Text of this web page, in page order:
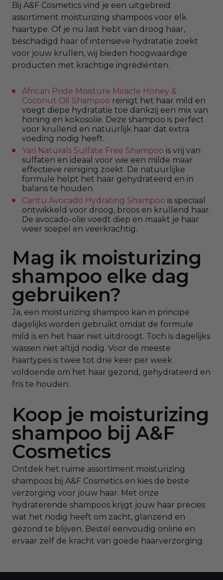
Bij A&F Cosmetics vind je een uitgebreid
assortiment moisturizing shampoos voor elk
haartype. Of je nu last hebt van droog haar,
beschadigd haar of intensieve hydratatie zoekt
voor jouw krullen, wij bieden hoogwaardige
producten met krachtige ingrediënten.
African Pride Moisture Miracle Honey &
Coconut Oil Shampoo reinigt het haar mild en
voegt diepe hydratatie toe dankzij een mix van
honing en kokosolie. Deze shampoo is perfect
voor krullend en natuurlijk haar dat extra
voeding nodig heeft.
Yari Naturals Sulfate Free Shampoo is vrij van
sulfaten en ideaal voor wie een milde maar
effectieve reiniging zoekt. De natuurlijke
formule helpt het haar gehydrateerd en in
balans te houden.
Cantu Avocado Hydrating Shampoo is speciaal
ontwikkeld voor droog, broos en krullend haar.
De avocado-olie voedt diep en maakt je haar
weer soepel en veerkrachtig.
Mag ik moisturizing
shampoo elke dag
gebruiken?
Ja, een moisturizing shampoo kan in principe
dagelijks worden gebruikt omdat de formule
mild is en het haar niet uitdroogt. Toch is dagelijks
wassen niet altijd nodig. Voor de meeste
haartypes is twee tot drie keer per week
voldoende om het haar gezond, gehydrateerd en
fris te houden.
Koop je moisturizing
shampoo bij A&F
Cosmetics
Ontdek het ruime assortiment moisturizing
shampoos bij A&F Cosmetics en kies de beste
verzorging voor jouw haar. Met onze
hydraterende shampoos krijgt jouw haar precies
wat het nodig heeft om zacht, glanzend en
gezond te blijven. Bestel eenvoudig online en
ervaar zelf de kracht van goede haarverzorging.